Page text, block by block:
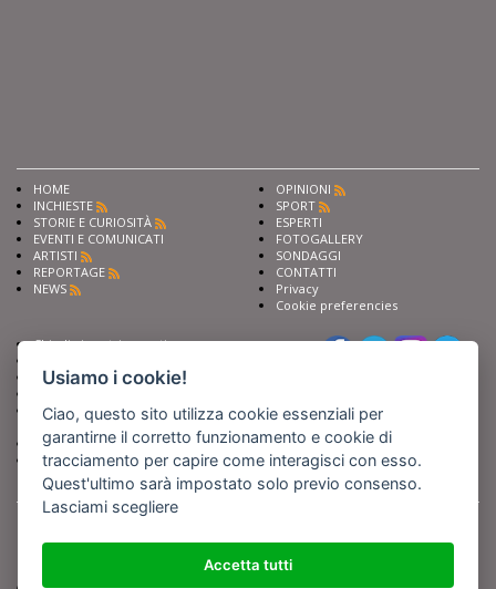
HOME
INCHIESTE
STORIE E CURIOSITÀ
EVENTI E COMUNICATI
ARTISTI
REPORTAGE
NEWS
OPINIONI
SPORT
ESPERTI
FOTOGALLERY
SONDAGGI
CONTATTI
Privacy
Cookie preferencies
Chiedi ai nostri esperti
Fai pubblicità con noi
Iscriviti al nostro corso di
giornalismo
Compra i nostri libri
Entra in Barinedita Map
Copyright BARIREPORT s.a.s. All rights reserved - Tutte le fotografie recanti il
logo di Barinedita sono state commissionate da BARIREPORT s.a.s. che ne
detiene i Diritti d'Autore e sono state prodotte nell'anno 2012 e seguenti
Usiamo i cookie!
Ciao, questo sito utilizza cookie essenziali per
garantirne il corretto funzionamento e cookie di
tracciamento per capire come interagisci con esso.
Quest'ultimo sarà impostato solo previo consenso.
Lasciami scegliere
Accetta tutti